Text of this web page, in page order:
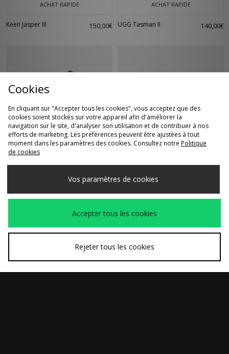
ACHAT RAPIDE
Keen Jasper III 150,00€
ACHAT RAPIDE
UGG Tasman II 140,00€
ACHAT RAPIDE ACHAT RAPIDE
Cookies
En cliquant sur "Accepter tous les cookies", vous acceptez que des
cookies soient stockés sur votre appareil afin d'améliorer la
navigation sur le site, d'analyser son utilisation et de contribuer à nos
efforts de marketing. Les préférences peuvent être ajustées à tout
moment dans les paramètres des cookies. Consultez notre Politique
de cookies
Vos paramètres de cookies
Accepter tous les cookies
Rejeter tous les cookies